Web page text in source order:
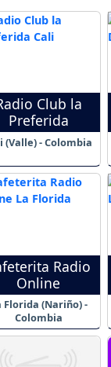
Club la
Preferida
(Valle) - Colombia
Radio
Online
Florida (Nariño) -
Colombia